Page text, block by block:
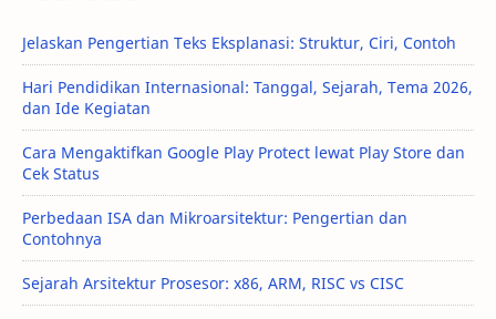
Jelaskan Pengertian Teks Eksplanasi: Struktur, Ciri, Contoh
Hari Pendidikan Internasional: Tanggal, Sejarah, Tema 2026,
dan Ide Kegiatan
Cara Mengaktifkan Google Play Protect lewat Play Store dan
Cek Status
Perbedaan ISA dan Mikroarsitektur: Pengertian dan
Contohnya
Sejarah Arsitektur Prosesor: x86, ARM, RISC vs CISC